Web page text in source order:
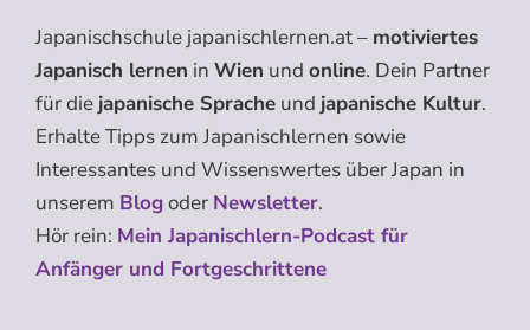
Japanischschule japanischlernen.at – motiviertes
Japanisch lernen in Wien und online. Dein Partner
für die japanische Sprache und japanische Kultur.
Erhalte Tipps zum Japanischlernen sowie
Interessantes und Wissenswertes über Japan in
unserem Blogoder Newsletter.
Hör rein: Mein Japanischlern-Podcast für
Anfänger und Fortgeschrittene